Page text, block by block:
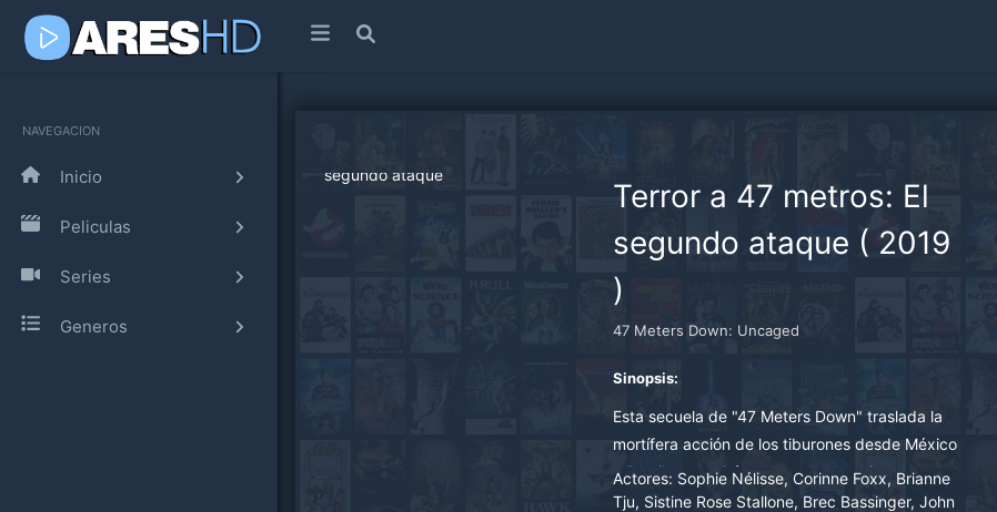
NAVEGACION
Inicio
Peliculas
Series
Generos
Terror a 47 metros: El
segundo ataque ( 2019
)
47 Meters Down: Uncaged
Sinopsis:
Esta secuela de "47 Meters Down" traslada la
mortífera acción de los tiburones desde México
a Brasil, y seguirá a un grupo de chicas en
busca de aventuras en la costa de Recife. Con
Actores: Sophie Nélisse, Corinne Foxx, Brianne
Tju, Sistine Rose Stallone, Brec Bassinger, John